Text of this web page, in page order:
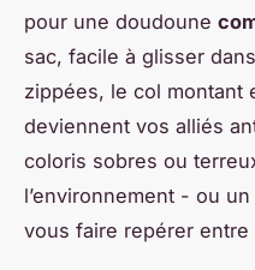
pour une doudoune
sac, facile à glisser
zippées, le col montant
deviennent vos alliés
coloris sobres ou
l’environnement - ou
vous faire repérer entre